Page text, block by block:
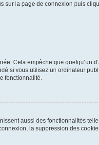
sur la page de connexion puis
Cela empêche que quelqu’un
si vous utilisez un ordinateur
fonctionnalité.
aussi des fonctionnalités
la suppression des